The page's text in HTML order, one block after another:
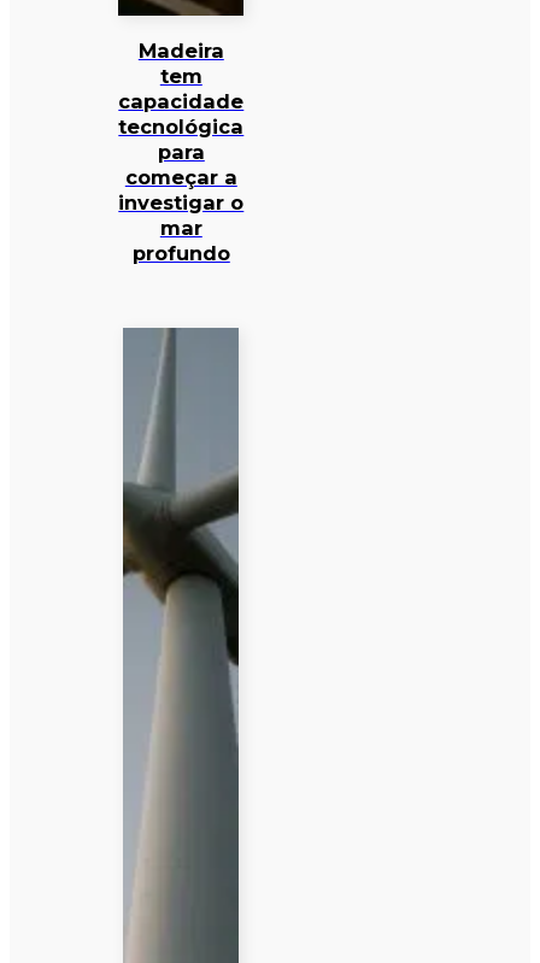
Madeira
tem
capacidade
tecnológica
para
começar a
investigar o
mar
profundo